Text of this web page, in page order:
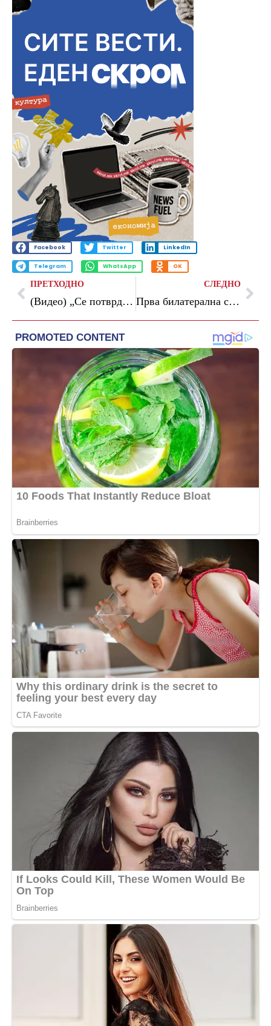
Facebook Twitter LinkedIn
Telegram WhatsApp OK
ПРЕТХОДНО
(Видео) „Се потврди уште една голема лага на Мицкоски, реформската агенда не е исполнета“, вели Филипче
СЛЕДНО
Прва билатерална средба на претседатели на парламентите на Македонија и Танзанија